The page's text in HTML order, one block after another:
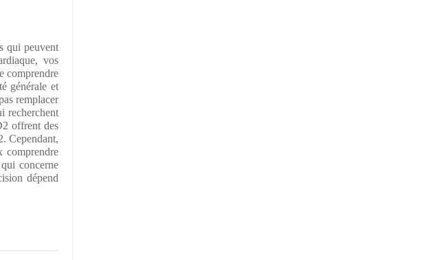
qui peuvent
vos
comprendre
générale et
remplacer
recherchent
offrent des
Cependant,
comprendre
concerne
dépend